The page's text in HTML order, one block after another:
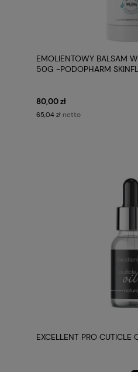
EMOLIENTOWY BALSAM
50G -PODOPHARM
80,00 zł
65,04 zł netto
EXCELLENT PRO CUTICLE